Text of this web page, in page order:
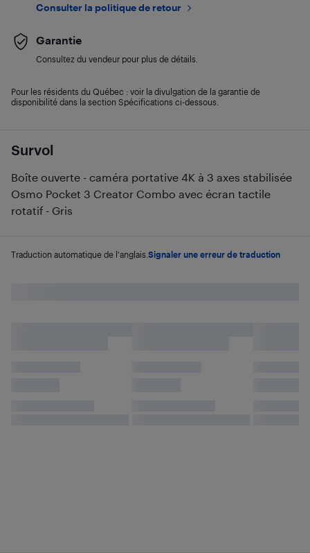
Survol
Boîte ouverte - caméra portative 4K à 3 axes stabilisée
Osmo Pocket 3 Creator Combo avec écran tactile
rotatif - Gris
Traduction automatique de l'anglais. Signaler une erreur de traduction
Consulter la politique de retour
Garantie
Consultez du vendeur pour plus de détails.
Pour les résidents du Québec : voir la divulgation de la garantie de
disponibilité dans la section Spécifications ci-dessous.